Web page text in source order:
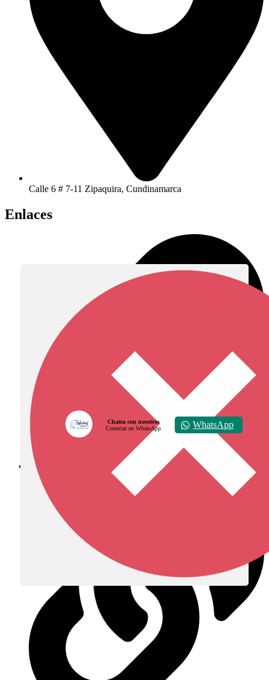
Calle 6 # 7-11 Zipaquira, Cundinamarca
Enlaces
Diócesis de Zipaquirá
Chatea con nosotros
Conectar en WhatsApp
WhatsApp